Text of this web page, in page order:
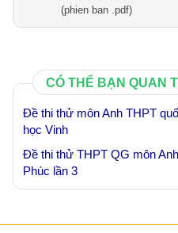
(phien ban .pdf)
CÓ THỂ BẠN QUAN
Đề thi thử môn Anh THPT
học Vinh
Đề thi thử THPT QG môn
Phúc lần 3